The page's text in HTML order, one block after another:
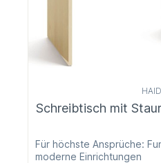
Schreibtisch mit
Für höchste Ansprüche:
moderne Einrichtungen